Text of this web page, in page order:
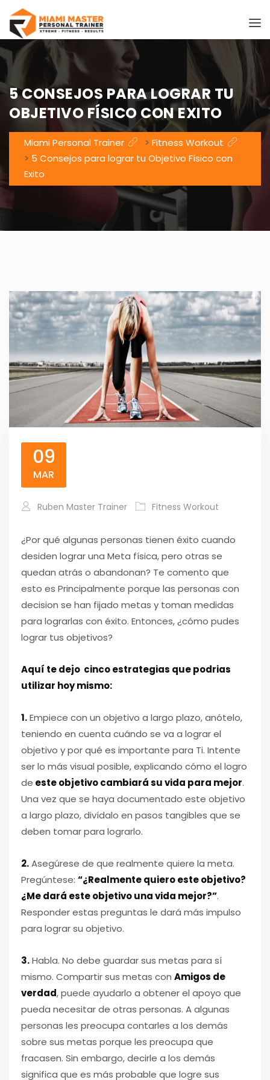
5 CONSEJOS PARA LOGRAR TU
OBJETIVO FÍSICO CON EXITO
Miami Personal Trainer > Fitness Workout
> 5 Consejos para lograr tu Objetivo Físico con
Exito
09
MAR
Ruben Master Trainer Fitness Workout
¿Por qué algunas personas tienen éxito cuando
desiden lograr una Meta física, pero otras se
quedan atrás o abandonan? Te comento que
esto es Principalmente porque las personas con
decision se han fijado metas y toman medidas
para lograrlas con éxito. Entonces, ¿cómo pudes
lograr tus objetivos?
Aquí te dejo cinco estrategias que podrias
utilizar hoy mismo:
1.Empiece con un objetivo a largo plazo, anótelo,
teniendo en cuenta cuándo se va a lograr el
objetivo y por qué es importante para Ti. Intente
ser lo más visual posible, explicando cómo el logro
de este objetivo cambiará su vida para mejor.
Una vez que se haya documentado este objetivo
a largo plazo, divídalo en pasos tangibles que se
deben tomar para lograrlo.
2.Asegúrese de que realmente quiere la meta.
Pregúntese: “¿Realmente quiero este objetivo?
¿Me dará este objetivo una vida mejor?”.
Responder estas preguntas le dará más impulso
para lograr su objetivo.
3.Habla. No debe guardar sus metas para sí
mismo. Compartir sus metas con Amigos de
verdad, puede ayudarlo a obtener el apoyo que
pueda necesitar de otras personas. A algunas
personas les preocupa contarles a los demás
sobre sus metas porque les preocupa que
fracasen. Sin embargo, decirle a los demás
significa que es más probable que logre sus